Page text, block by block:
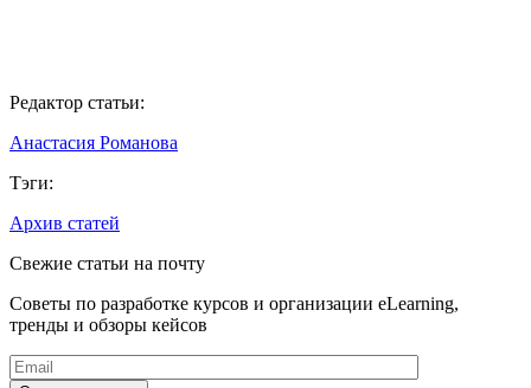
Редактор статьи:
Анастасия Романова
Тэги:
Архив статей
Свежие статьи на почту
Советы по разработке курсов и организации eLearning,
тренды и обзоры кейсов